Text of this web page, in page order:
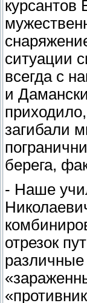
курсантов
ситуации
всегда с
и
загибали
берега,
- Наше
отрезок
различные